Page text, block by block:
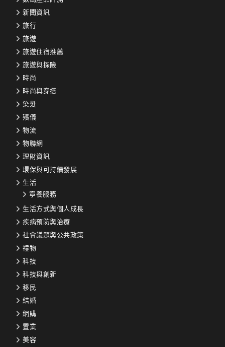
新聞資訊
旅行
旅遊
旅遊住宿推薦
旅遊與探險
時尚
時尚與穿搭
染髮
殯儀
物流
物聯網
理財資訊
環保與可持續發展
生活
寧養服務
生活方式與個人成長
疾病預防與治療
社會議題與公共政策
禮物
科技
科技與創新
移民
結婚
網購
置業
美容